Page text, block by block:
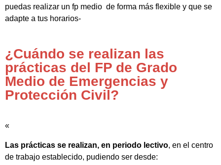
puedas realizar un fp medio de forma más flexible y que se
adapte a tus horarios-
¿Cuándo se realizan las
prácticas del FP de Grado
Medio de Emergencias y
Protección Civil?
«
Las prácticas se realizan, en periodo lectivo, en el centro
de trabajo establecido, pudiendo ser desde: